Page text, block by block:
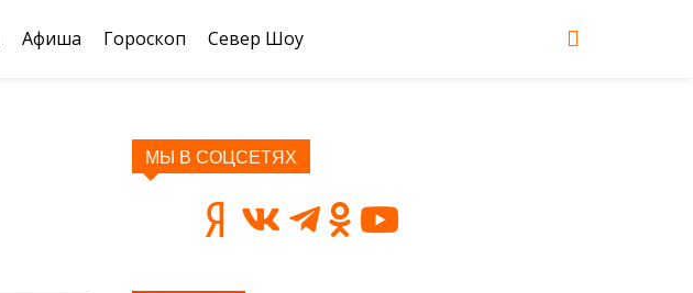
Афиша Гороскоп Север Шоу
МЫ В СОЦСЕТЯХ